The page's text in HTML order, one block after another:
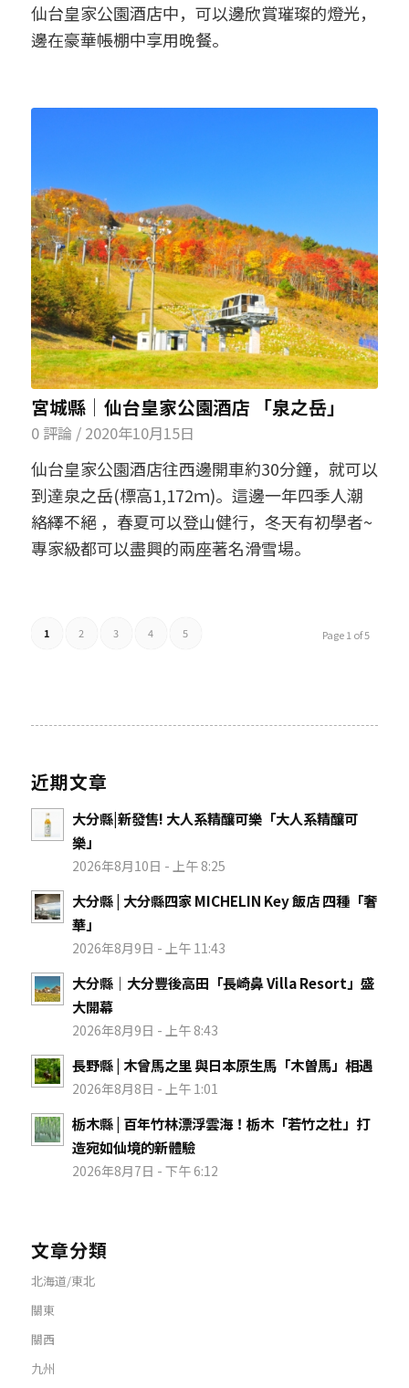
仙台皇家公園酒店中，可以邊欣賞璀璨的燈光，
邊在豪華帳棚中享用晚餐。
宮城縣│仙台皇家公園酒店 「泉之岳」
0 評論 / 2020年10月15日
仙台皇家公園酒店往西邊開車約30分鐘，就可以
到達泉之岳(標高1,172ｍ)。這邊一年四季人潮
絡繹不絕 ，春夏可以登山健行，冬天有初學者~
專家級都可以盡興的兩座著名滑雪場。
Page 1 of 5
1 2 3 4 5
近期文章
大分縣|新發售! 大人系精釀可樂「大人系精釀可
樂」
2026年8月10日 - 上午 8:25
大分縣 | 大分縣四家 MICHELIN Key 飯店 四種「奢
華」
2026年8月9日 - 上午 11:43
大分縣｜大分豐後高田「長崎鼻 Villa Resort」盛
大開幕
2026年8月9日 - 上午 8:43
長野縣 | 木曾馬之里 與日本原生馬「木曽馬」相遇
2026年8月8日 - 上午 1:01
栃木縣 | 百年竹林漂浮雲海！栃木「若竹之杜」打
造宛如仙境的新體驗
2026年8月7日 - 下午 6:12
文章分類
北海道/東北
關東
關西
九州